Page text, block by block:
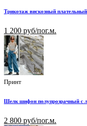
Трикотаж вискозный
1 200 руб/пог.м.
Принт
Шелк шифон полупрозрачный с
2 800 руб/пог.м.